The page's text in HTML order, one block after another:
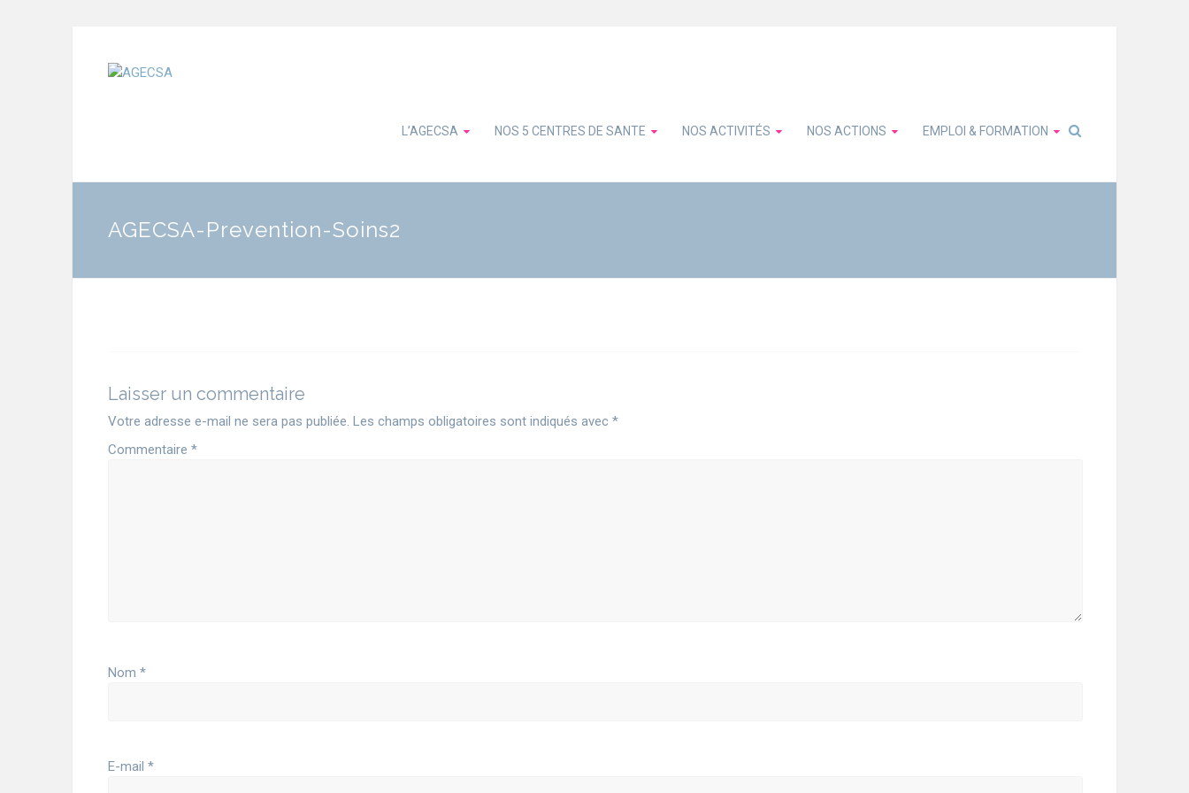
L’AGECSA NOS 5 CENTRES DE SANTE NOS ACTIVITÉS NOS ACTIONS EMPLOI & FORMATION
AGECSA-Prevention-Soins2
Laisser un commentaire
Votre adresse e-mail ne sera pas publiée. Les champs obligatoires sont indiqués avec *
Commentaire *
Nom *
E-mail *